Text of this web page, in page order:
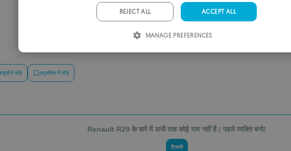
में जोड़ें अनुशंसित में जोड़े
Renault R29 के बारे में अभी तक कोई राय नहीं है। पहले व्यक्ति बनो!
टिप्पणी
ACCEPT ALL
REJECT ALL
MANAGE PREFERENCES